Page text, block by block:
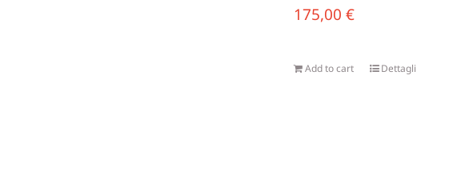
175,00€
Add to cart Dettagli